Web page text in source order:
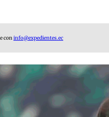
con info@expedientes.ec